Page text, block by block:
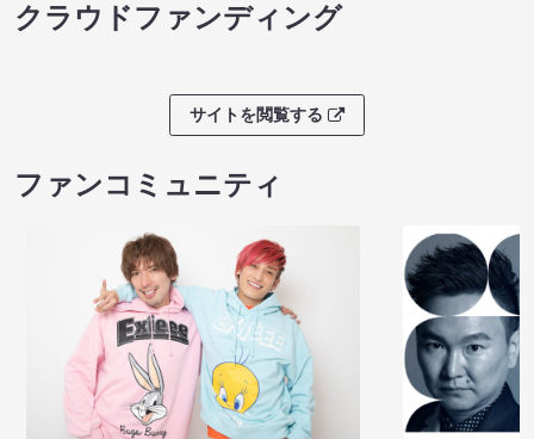
クラウドファンディング
サイトを閲覧する
ファンコミュニティ